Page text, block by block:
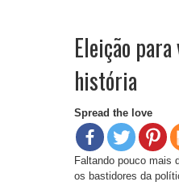
Eleição
história
Spread the love
Faltando pouco mais
os bastidores da